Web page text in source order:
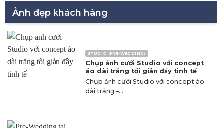
Ảnh đẹp khách hàng
STUDIO (PRE-WEDDING)
Chụp ảnh cưới Studio với concept
áo dài trắng tối giản đầy tinh tế
Chụp ảnh cưới Studio với concept áo
dài trắng –...